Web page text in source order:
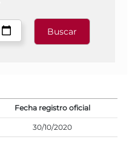
Fecha registro oficial
30/10/2020